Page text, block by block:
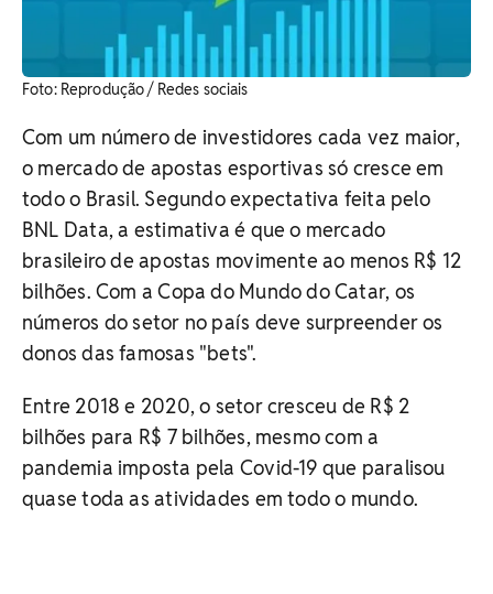
Foto: Reprodução / Redes sociais
Com um número de investidores cada vez maior,
o mercado de apostas esportivas só cresce em
todo o Brasil. Segundo expectativa feita pelo
BNL Data, a estimativa é que o mercado
brasileiro de apostas movimente ao menos R$ 12
bilhões. Com a Copa do Mundo do Catar, os
números do setor no país deve surpreender os
donos das famosas "bets".
Entre 2018 e 2020, o setor cresceu de R$ 2
bilhões para R$ 7 bilhões, mesmo com a
pandemia imposta pela Covid-19 que paralisou
quase toda as atividades em todo o mundo.